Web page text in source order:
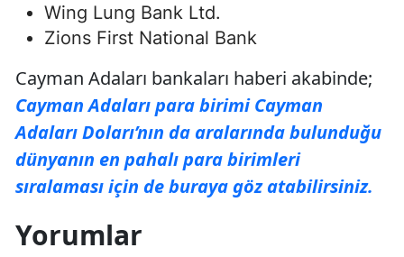
Wing Lung Bank Ltd.
Zions First National Bank
Cayman Adaları bankaları haberi akabinde;
Cayman Adaları para birimi Cayman
Adaları Doları’nın da aralarında bulunduğu
dünyanın en pahalı para birimleri
sıralaması için de buraya göz atabilirsiniz.
Yorumlar